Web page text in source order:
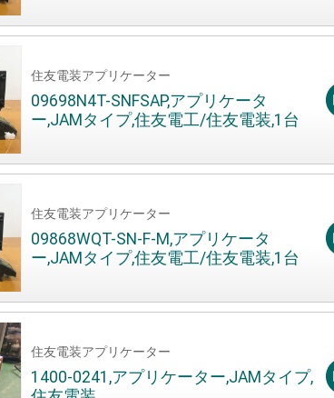
住友電装アプリケーター
09698N4T-SNFSAP,アプリケータ
ー,JAMタイプ,住友電工/住友電装,1台
住友電装アプリケーター
09868WQT-SN-F-M,アプリケータ
ー,JAMタイプ,住友電工/住友電装,1台
住友電装アプリケーター
1400-0241,アプリケーター,JAMタイプ,